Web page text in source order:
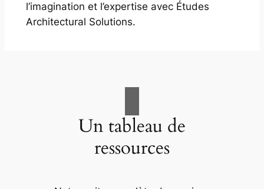
l’imagination et l’expertise avec Études
Architectural Solutions.
Un tableau de
ressources